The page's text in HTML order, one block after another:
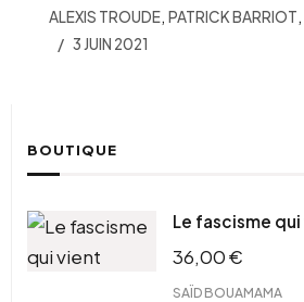
ALEXIS TROUDE, PATRICK BARRIOT,
3 JUIN 2021
BOUTIQUE
Le fascisme
36,00€
SAÏD BOUAMAMA